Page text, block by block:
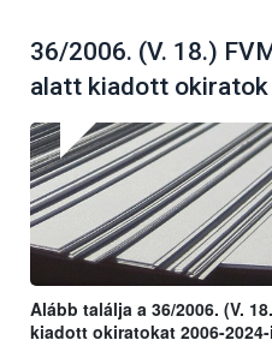
36/2006. (V. 18.)
alatt kiadott okiratok
Alább találja a 36/2006. (V.
kiadott okiratokat 2006-